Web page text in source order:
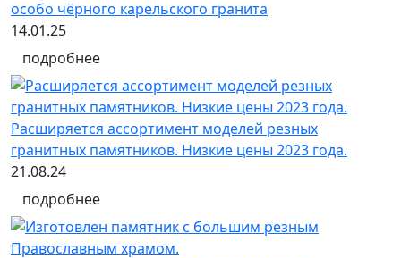
особо чёрного карельского гранита
14.01.25
подробнее
Расширяется ассортимент моделей резных
гранитных памятников. Низкие цены 2023 года.
21.08.24
подробнее